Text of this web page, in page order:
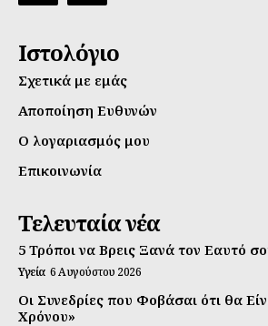
Ιστολόγιο
Σχετικά με εμάς
Αποποίηση Ευθυνών
Ο λογαριασμός μου
Επικοινωνία
Τελευταία νέα
5 Τρόποι να Βρεις Ξανά τον Εαυτό
Υγεία 6 Αυγούστου 2026
Οι Συνεδρίες που Φοβάσαι ότι θα
Χρόνου»